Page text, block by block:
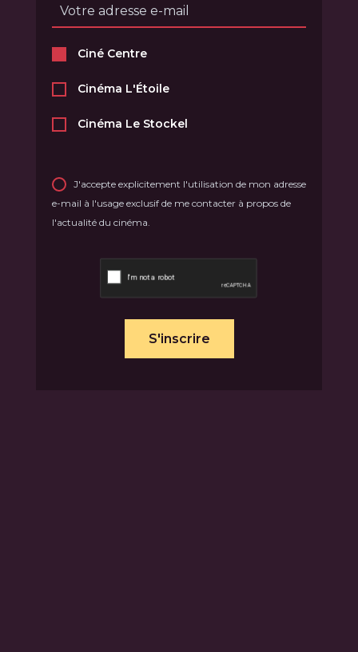
Ciné Centre
Cinéma L'Étoile
Cinéma Le Stockel
J'accepte explicitement l'utilisation de mon adresse
e-mail à l'usage exclusif de me contacter à propos de
l'actualité du cinéma.